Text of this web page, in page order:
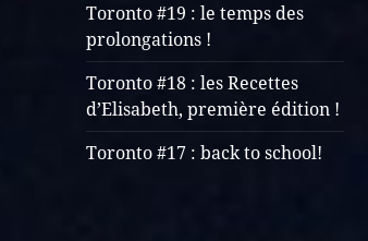
Toronto #19 : le temps des
prolongations !
Toronto #18 : les Recettes
d’Elisabeth, première édition !
Toronto #17 : back to school!